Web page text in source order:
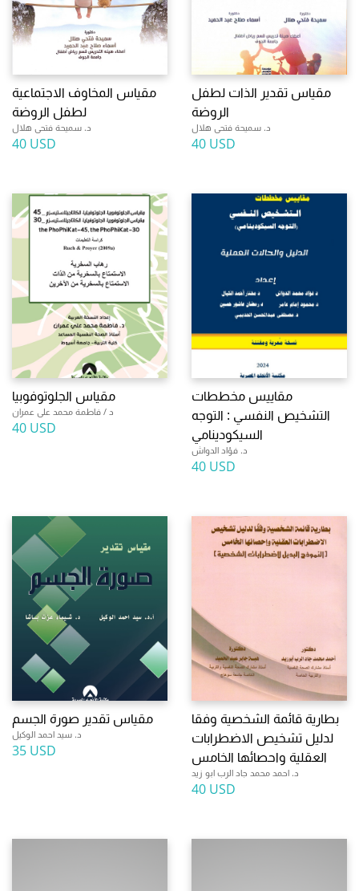
مقياس المخاوف الاجتماعية
لطفل الروضة
د. سميحة فتحى هلال
40 USD
مقياس تقدير الذات لطفل
الروضة
د. سميحة فتحى هلال
40 USD
مقياس الجلوتوفوبيا
د / فاطمة محمد على عمران
40 USD
مقاييس مخططات
التشخيص النفسي : التوجه
السيكودينامي
د. فؤاد الدواش
40 USD
مقياس تقدير صورة الجسم
د. سيد احمد الوكيل
35 USD
بطارية قائمة الشخصية وفقا
لدليل تشخيص الاضطرابات
العقلية واحصائها الخامس
د. احمد محمد جاد الرب ابو زيد
40 USD